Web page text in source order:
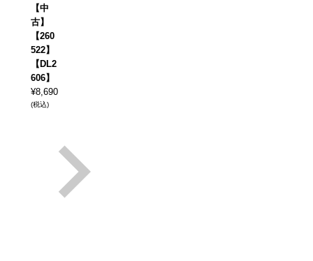
【中
古】
【260
522】
【DL2
606】
¥8,690
(税込)